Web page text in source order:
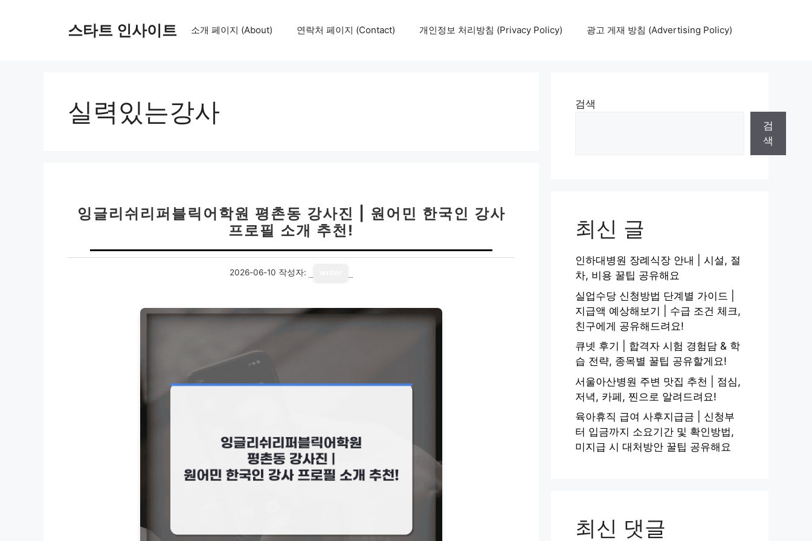
스타트 인사이트 소개 페이지 (About) 연락처 페이지 (Contact) 개인정보 처리방침 (Privacy Policy) 광고 게재 방침 (Advertising Policy)
실력있는강사
잉글리쉬리퍼블릭어학원 평촌동 강사진 | 원어민 한국인 강사
프로필 소개 추천!
2026-06-10 작성자:
검색
검
색
최신 글
인하대병원 장례식장 안내 | 시설, 절
차, 비용 꿀팁 공유해요
실업수당 신청방법 단계별 가이드 |
지급액 예상해보기 | 수급 조건 체크,
친구에게 공유해드려요!
큐넷 후기 | 합격자 시험 경험담 & 학
습 전략, 종목별 꿀팁 공유할게요!
서울아산병원 주변 맛집 추천 | 점심,
저녁, 카페, 찐으로 알려드려요!
육아휴직 급여 사후지급금 | 신청부
터 입금까지 소요기간 및 확인방법,
미지급 시 대처방안 꿀팁 공유해요
최신 댓글